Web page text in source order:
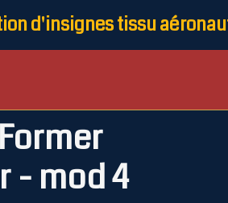
d'insignes tissu
- mod 4